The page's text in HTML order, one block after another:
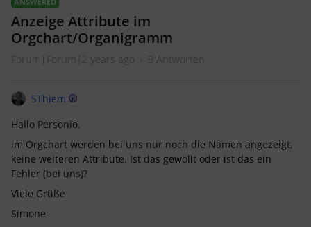
Anzeige Attribute im
Orgchart/Organigramm
Forum|Forum|2 years ago 9 Antworten
SThiem
Hallo Personio,
im Orgchart werden bei uns nur noch die Namen angezeigt,
keine weiteren Attribute. Ist das gewollt oder ist das ein
Fehler (bei uns)?
Viele Grüße
Simone